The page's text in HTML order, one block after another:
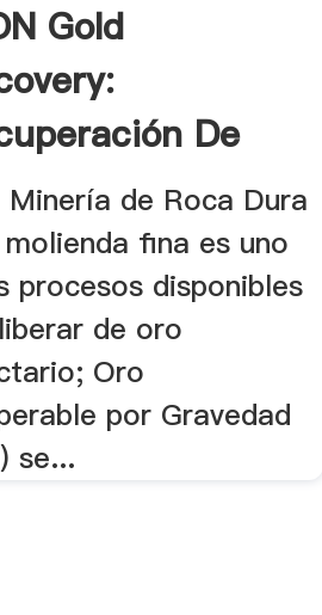
Gold
De
Minería de Roca Dura
fina es uno
procesos disponibles
de oro
Oro
por Gravedad
se...